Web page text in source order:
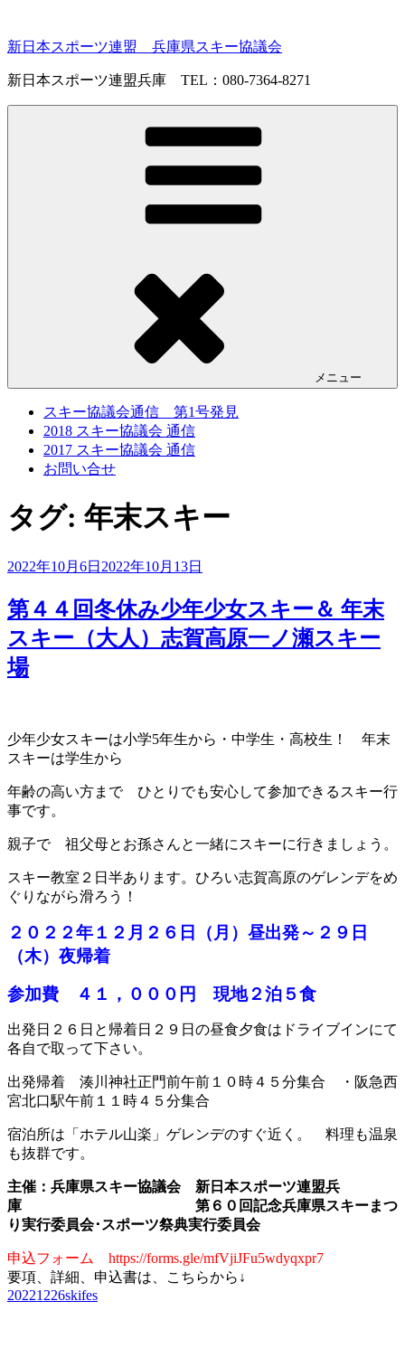
テ
ン
ツ
へ
新日本スポーツ連盟 兵庫県スキー協議会
新日本スポーツ連盟兵庫 TEL：080-7364-8271
メニュー
スキー協議会通信 第1号発見
2018 スキー協議会 通信
2017 スキー協議会 通信
お問い合せ
タグ: 年末スキー
投
日:
2022年10月6日 2022年10月13日
第４４回冬休み少年少女スキー＆ 年末
スキー（大人）志賀高原一ノ瀬スキー
場
少年少女スキーは小学5年生から・中学生・高校生！ 年末
スキーは学生から
年齢の高い方まで ひとりでも安心して参加できるスキー行
事です。
親子で 祖父母とお孫さんと一緒にスキーに行きましょう。
スキー教室２日半あります。ひろい志賀高原のゲレンデをめ
ぐりながら滑ろう！
２０２２年１２月２６日（月）昼出発～２９日
（木）夜帰着
参加費 ４１，０００円 現地２泊５食
出発日２６日と帰着日２９日の昼食夕食はドライブインにて
各自で取って下さい。
出発帰着 湊川神社正門前午前１０時４５分集合 ・阪急西
宮北口駅午前１１時４５分集合
宿泊所は「ホテル山楽」ゲレンデのすぐ近く。 料理も温泉
も抜群です。
主催：兵庫県スキー協議会 新日本スポーツ連盟兵
庫 第６０回記念兵庫県スキーまつ
り実行委員会･スポーツ祭典実行委員会
申込フォーム https://forms.gle/mfVjiJFu5wdyqxpr7
要項、詳細、申込書は、こちらから↓
20221226skifes